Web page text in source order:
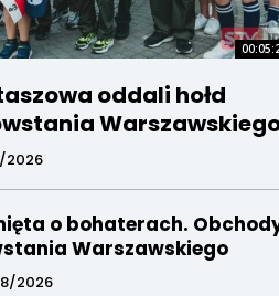
oddali hołd
o bohaterach.
Warszawskiego
2026